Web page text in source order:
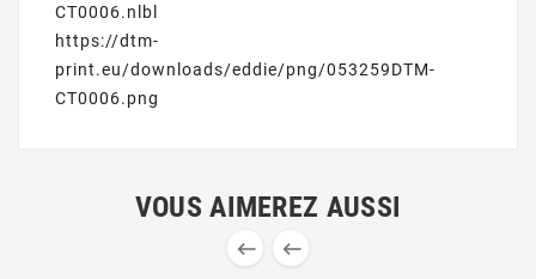
CT0006.nlbl
https://dtm-
print.eu/downloads/eddie/png/053259DTM-
CT0006.png
VOUS AIMEREZ AUSSI
 